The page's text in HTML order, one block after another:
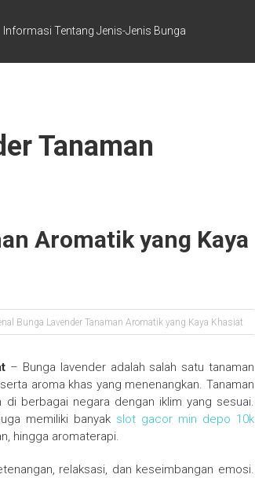
Informasi Tentang Jenis-Jenis Bunga
Tanaman
Aromatik yang Kaya
Bunga Lavender Tanaman Aromatik yang Kaya Khasiat
– Bunga lavender adalah salah satu tanaman
aroma khas yang menenangkan. Tanaman
di berbagai negara dengan iklim yang sesuai.
memiliki banyak slot gacor min depo 10k
hingga aromaterapi.
relaksasi, dan keseimbangan emosi.